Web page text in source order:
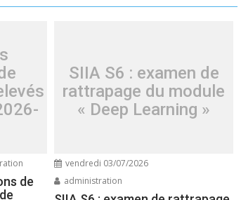
de
SIIA S6 : examen de
rattrapage du module
« Deep Learning »
vendredi 03/07/2026
administration